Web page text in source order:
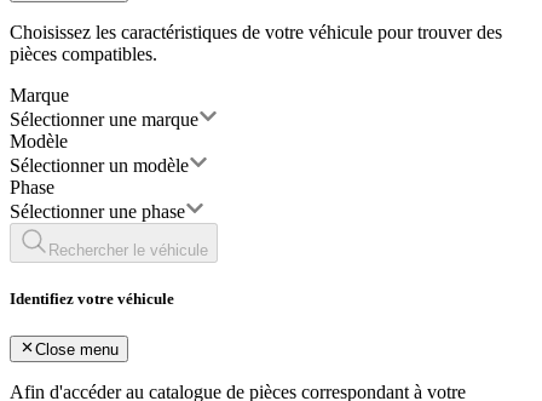
Choisissez les caractéristiques de votre véhicule pour trouver des
pièces compatibles.
Marque
Sélectionner une marque
Modèle
Sélectionner un modèle
Phase
Sélectionner une phase
Rechercher le véhicule
Identifiez votre véhicule
Close menu
Afin d'accéder au catalogue de pièces correspondant à votre